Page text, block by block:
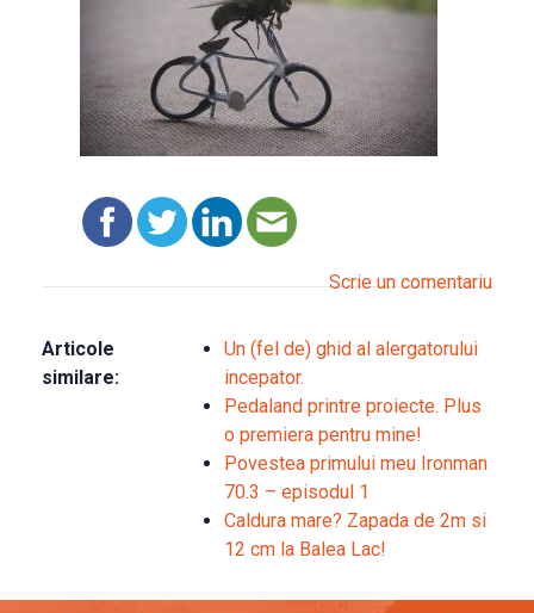
Scrie un comentariu
Articole
similare:
Un (fel de) ghid al alergatorului
incepator.
Pedaland printre proiecte. Plus
o premiera pentru mine!
Povestea primului meu Ironman
70.3 – episodul 1
Caldura mare? Zapada de 2m si
12 cm la Balea Lac!